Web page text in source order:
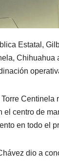
Estatal,
el centro de
en todo el
dio a